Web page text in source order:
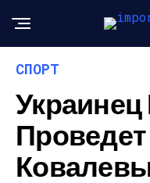
СПОРТ